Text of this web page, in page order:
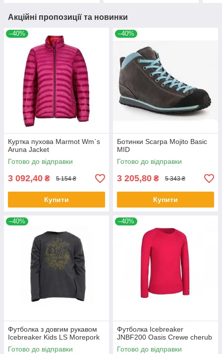
Акційні пропозиції та новинки
–40%
Куртка пухова Marmot Wm`s
Aruna Jacket
Готово до відправки
3 092,40 ₴ 5 154 ₴
Купити
–40%
Ботинки Scarpa Mojito Basic
MID
Готово до відправки
3 205,80 ₴ 5 343 ₴
Купити
–40%
Футболка з довгим рукавом
Icebreaker Kids LS Morepork
Готово до відправки
–40%
Футболка Icebreaker
JNBF200 Oasis Crewe cherub
Готово до відправки